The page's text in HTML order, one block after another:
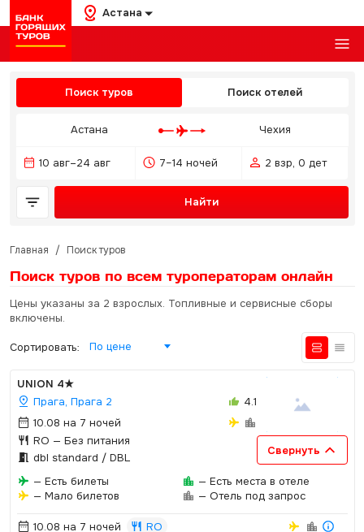
Астана
Поиск туров Поиск отелей
Астана Чехия
10 авг–24 авг 7–14 ночей 2 взр, 0 дет
Найти
Главная / Поиск туров
Поиск туров по всем туроператорам онлайн
Цены указаны за 2 взрослых. Топливные и сервисные сборы
включены.
Сортировать: По цене
UNION 4★
Прага, Прага 2
10.08 на 7 ночей
RO — Без питания
4.1
dbl standard / DBL
Свернуть
— Есть билеты
— Мало билетов
— Есть места в отеле
— Отель под запрос
10.08 на 7 ночей
RO